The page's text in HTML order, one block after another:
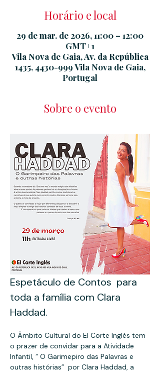
Horário e local
29 de mar. de 2026, 11:00 – 12:00
GMT+1
Vila Nova de Gaia, Av. da República
1435, 4430-999 Vila Nova de Gaia,
Portugal
Sobre o evento
Espetáculo de Contos  para
toda a família com Clara
Haddad.
O Âmbito Cultural do El Corte Inglés tem
o prazer de convidar para a Atividade
Infantil, “ O Garimepiro das Palavras e
outras histórias”  por Clara Haddad, a